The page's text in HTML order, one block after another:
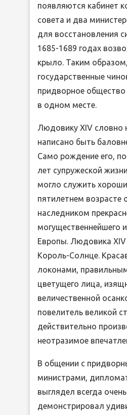
появляются кабинет
совета и два
для восстановления
1685-1689 годах
крыло. Таким образом,
государственные
придворное
в одном месте.
Людовику XIV словно
написано быть
Само рождение его,
лет супружеской
могло служить
пятилетнем возрасте
наследником
могущественнейшего
Европы. Людовика
Король-Солнце.
локонами,
цветущего лица,
величественной
повелитель великой
действительно
неотразимое
В общении с
министрами,
выглядел всегда
демонстрировал